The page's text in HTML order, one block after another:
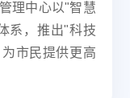
理中心以"智慧
系，推出"科技
市民提供更高